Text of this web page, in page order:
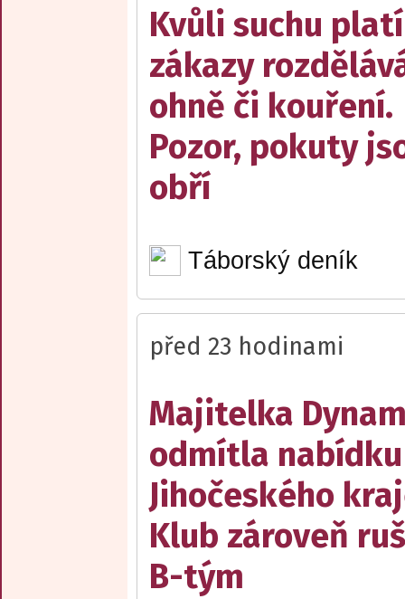
Kvůli suchu
zákazy
ohně či kouření.
Pozor, pokuty
obří
Táborský deník
před 23 hodinami
Majitelka
odmítla nabídku
Jihočeského
Klub zároveň
B-tým